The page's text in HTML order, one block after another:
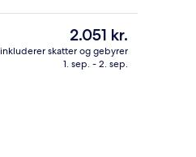
Den
nuværende
pris
2.051 kr.
inkluderer skatter og gebyrer
1. sep. - 2. sep.